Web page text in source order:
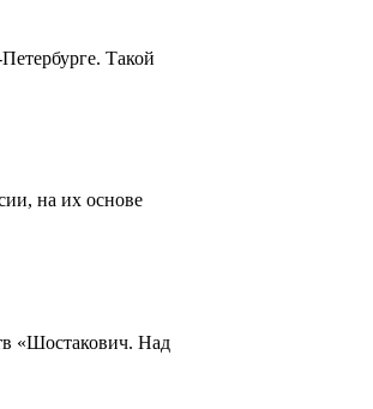
Такой
на их основе
«Шостакович. Над